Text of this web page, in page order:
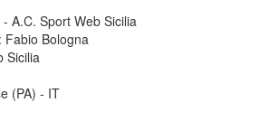
A.C. Sport Web Sicilia
Fabio Bologna
Sicilia
(PA) - IT